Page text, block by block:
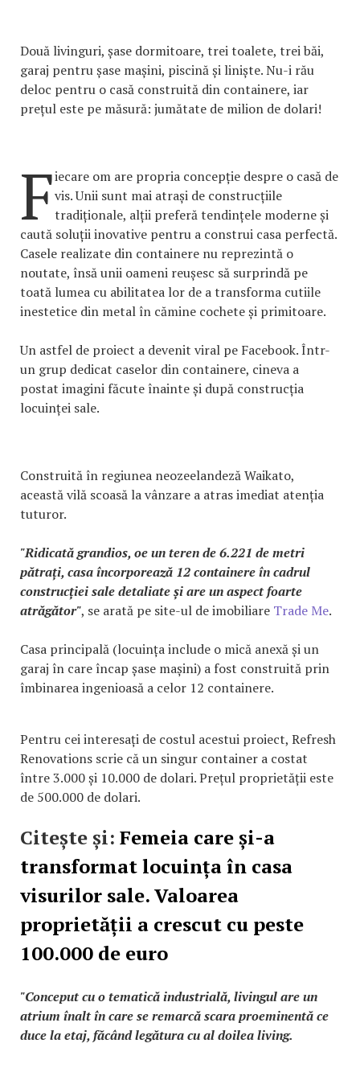
Două livinguri, șase dormitoare, trei toalete, trei băi,
garaj pentru șase mașini, piscină și liniște. Nu-i rău
deloc pentru o casă construită din containere, iar
prețul este pe măsură: jumătate de milion de dolari!
Fiecare om are propria concepție despre o casă de
vis. Unii sunt mai atrași de construcțiile
tradiționale, alții preferă tendințele moderne și
caută soluții inovative pentru a construi casa perfectă.
Casele realizate din containere nu reprezintă o
noutate, însă unii oameni reușesc să surprindă pe
toată lumea cu abilitatea lor de a transforma cutiile
inestetice din metal în cămine cochete și primitoare.
Un astfel de proiect a devenit viral pe Facebook. Într-
un grup dedicat caselor din containere, cineva a
postat imagini făcute înainte și după construcția
locuinței sale.
Construită în regiunea neozeelandeză Waikato,
această vilă scoasă la vânzare a atras imediat atenția
tuturor.
"Ridicată grandios, oe un teren de 6.221 de metri
pătrați, casa încorporează 12 containere în cadrul
construcției sale detaliate și are un aspect foarte
atrăgător", se arată pe site-ul de imobiliare Trade Me.
Casa principală (locuința include o mică anexă și un
garaj în care încap șase mașini) a fost construită prin
îmbinarea ingenioasă a celor 12 containere.
Pentru cei interesați de costul acestui proiect, Refresh
Renovations scrie că un singur container a costat
între 3.000 și 10.000 de dolari. Prețul proprietății este
de 500.000 de dolari.
Citește și: Femeia care și-a
transformat locuința în casa
visurilor sale. Valoarea
proprietății a crescut cu peste
100.000 de euro
"Conceput cu o tematică industrială, livingul are un
atrium înalt în care se remarcă scara proeminentă ce
duce la etaj, făcând legătura cu al doilea living.